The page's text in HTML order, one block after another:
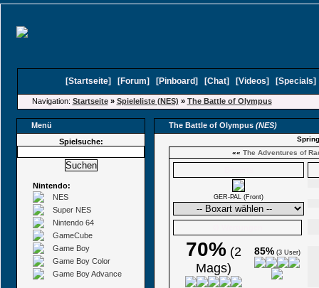
[Startseite] [Forum] [Pinboard] [Chat] [Videos] [Specials
Navigation: Startseite» Spieleliste (NES) » The Battle of Olympus
Menü The Battle of Olympus (NES)
Spielsuche:
Nintendo:
NES
Super NES
Nintendo 64
GameCube
Game Boy
Game Boy Color
Game Boy Advance
«« The Adventures of
GER-PAL (Front)
70% (2
Mags)
85% (3 User)